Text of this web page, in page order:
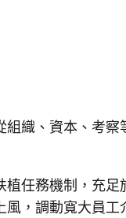
織、資本、考
任務機制，充
，調動寬大員